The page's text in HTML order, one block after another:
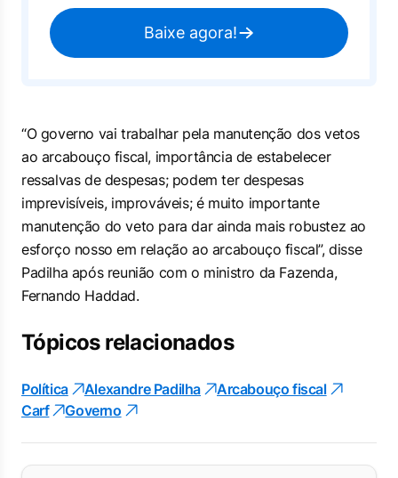
Baixe agora!
“O governo vai trabalhar pela manutenção dos vetos
ao arcabouço fiscal, importância de estabelecer
ressalvas de despesas; podem ter despesas
imprevisíveis, improváveis; é muito importante
manutenção do veto para dar ainda mais robustez ao
esforço nosso em relação ao arcabouço fiscal”, disse
Padilha após reunião com o ministro da Fazenda,
Fernando Haddad.
Tópicos relacionados
Política Alexandre Padilha
Arcabouço fiscal
Carf
Governo